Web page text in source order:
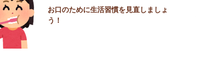
お口のために生活習慣を見直しましょ
う！